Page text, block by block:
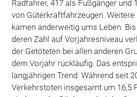
Radfahrer, 417 als Fußgänger und
von Güterkraftfahrzeugen. Weitere
kamen anderweitig ums Leben.
deren Zahl auf Vorjahresniveau
der Getöteten bei allen anderen
dem Vorjahr rückläufig. Das
langjährigen Trend: Während seit
Verkehrstoten insgesamt um 16,5